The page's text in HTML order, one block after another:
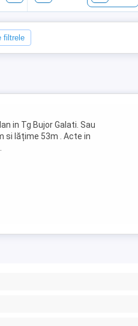
filtrele
in Tg Bujor Galati. Sau
si lățime 53m . Acte in